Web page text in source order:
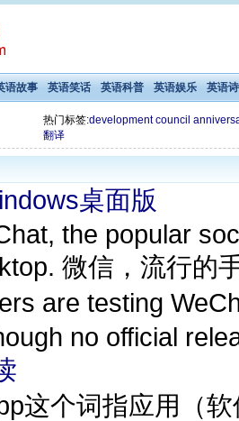
语故事 英语笑话 英语科普 英语娱乐 英语
热门标签:development council
翻译
桌面版
the popular
微信，流行的
are testing
no official
这个词指应用（